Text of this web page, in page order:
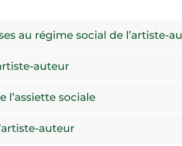
au régime social de l’artiste-
auteur
l’assiette sociale
auteur